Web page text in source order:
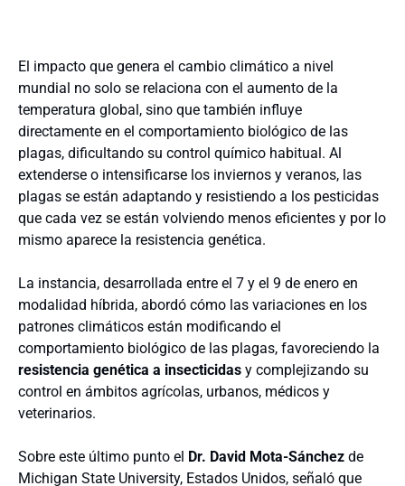
El impacto que genera el cambio climático a nivel
mundial no solo se relaciona con el aumento de la
temperatura global, sino que también influye
directamente en el comportamiento biológico de las
plagas, dificultando su control químico habitual. Al
extenderse o intensificarse los inviernos y veranos, las
plagas se están adaptando y resistiendo a los pesticidas
que cada vez se están volviendo menos eficientes y por lo
mismo aparece la resistencia genética.
La instancia, desarrollada entre el 7 y el 9 de enero en
modalidad híbrida, abordó cómo las variaciones en los
patrones climáticos están modificando el
comportamiento biológico de las plagas, favoreciendo la
resistencia genética a insecticidas y complejizando su
control en ámbitos agrícolas, urbanos, médicos y
veterinarios.
Sobre este último punto el Dr. David Mota-Sánchez de
Michigan State University, Estados Unidos, señaló que